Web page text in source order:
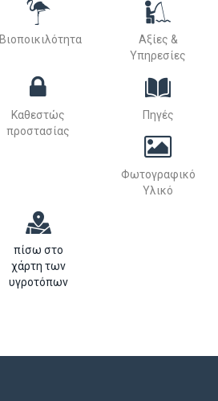
Βιοποικιλότητα
Αξίες &
Υπηρεσίες
Καθεστώς
προστασίας
Πηγές
Φωτογραφικό
Υλικό
πίσω στο
χάρτη των
υγροτόπων